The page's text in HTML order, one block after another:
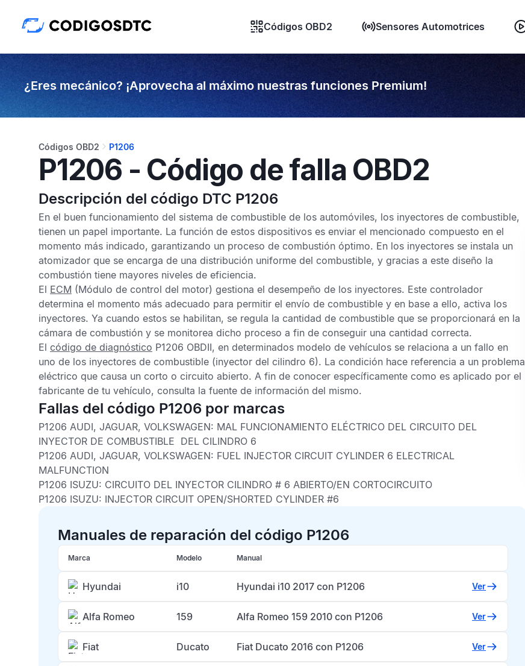
Códigos OBD2 Sensores Automotrices
¿Eres mecánico? ¡Aprovecha al máximo nuestras funciones Premium!
Códigos OBD2 P1206
P1206 - Código de falla OBD2
Descripción del código DTC P1206
En el buen funcionamiento del sistema de combustible de los automóviles, los inyectores de combustible,
tienen un papel importante. La función de estos dispositivos es enviar el mencionado compuesto en el
momento más indicado, garantizando un proceso de combustión óptimo. En los inyectores se instala un
atomizador que se encarga de una distribución uniforme del combustible, y gracias a este diseño la
combustión tiene mayores niveles de eficiencia.
El ECM (Módulo de control del motor) gestiona el desempeño de los inyectores. Este controlador
determina el momento más adecuado para permitir el envío de combustible y en base a ello, activa los
inyectores. Ya cuando estos se habilitan, se regula la cantidad de combustible que se proporcionará en la
cámara de combustión y se monitorea dicho proceso a fin de conseguir una cantidad correcta.
El código de diagnóstico P1206 OBDII, en determinados modelo de vehículos se relaciona a un fallo en
uno de los inyectores de combustible (inyector del cilindro 6). La condición hace referencia a un problema
eléctrico que causa un corto o circuito abierto. A fin de conocer específicamente como es aplicado por el
fabricante de tu vehículo, consulta la fuente de información del mismo.
Fallas del código P1206 por marcas
P1206 AUDI, JAGUAR, VOLKSWAGEN: MAL FUNCIONAMIENTO ELÉCTRICO DEL CIRCUITO DEL
INYECTOR DE COMBUSTIBLE DEL CILINDRO 6
P1206 AUDI, JAGUAR, VOLKSWAGEN: FUEL INJECTOR CIRCUIT CYLINDER 6 ELECTRICAL
MALFUNCTION
P1206 ISUZU: CIRCUITO DEL INYECTOR CILINDRO # 6 ABIERTO/EN CORTOCIRCUITO
P1206 ISUZU: INJECTOR CIRCUIT OPEN/SHORTED CYLINDER #6
Manuales de reparación del código P1206
Marca Modelo Manual
Hyundai i10 Hyundai i10 2017 con P1206 Ver
Alfa Romeo 159 Alfa Romeo 159 2010 con P1206 Ver
Fiat Ducato Fiat Ducato 2016 con P1206 Ver